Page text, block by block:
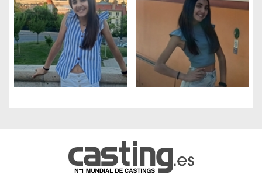
Gestión de cookies
Cookies obligatorias
Medición de audiencia